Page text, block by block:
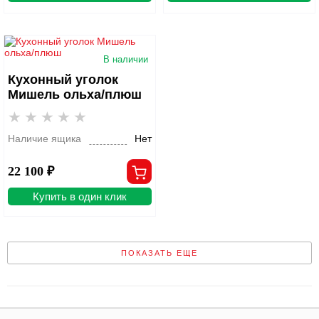
В наличии
Кухонный уголок
Мишель ольха/плюш
Наличие ящика Нет
22 100 ₽
Купить в один клик
ПОКАЗАТЬ ЕЩЕ